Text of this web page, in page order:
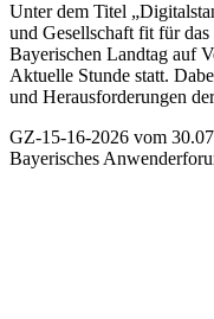
Unter dem Titel
und Gesellschaft fit für
Bayerischen Landtag auf
Aktuelle Stunde statt.
und Herausforderungen
GZ-15-16-2026 vom
Bayerisches